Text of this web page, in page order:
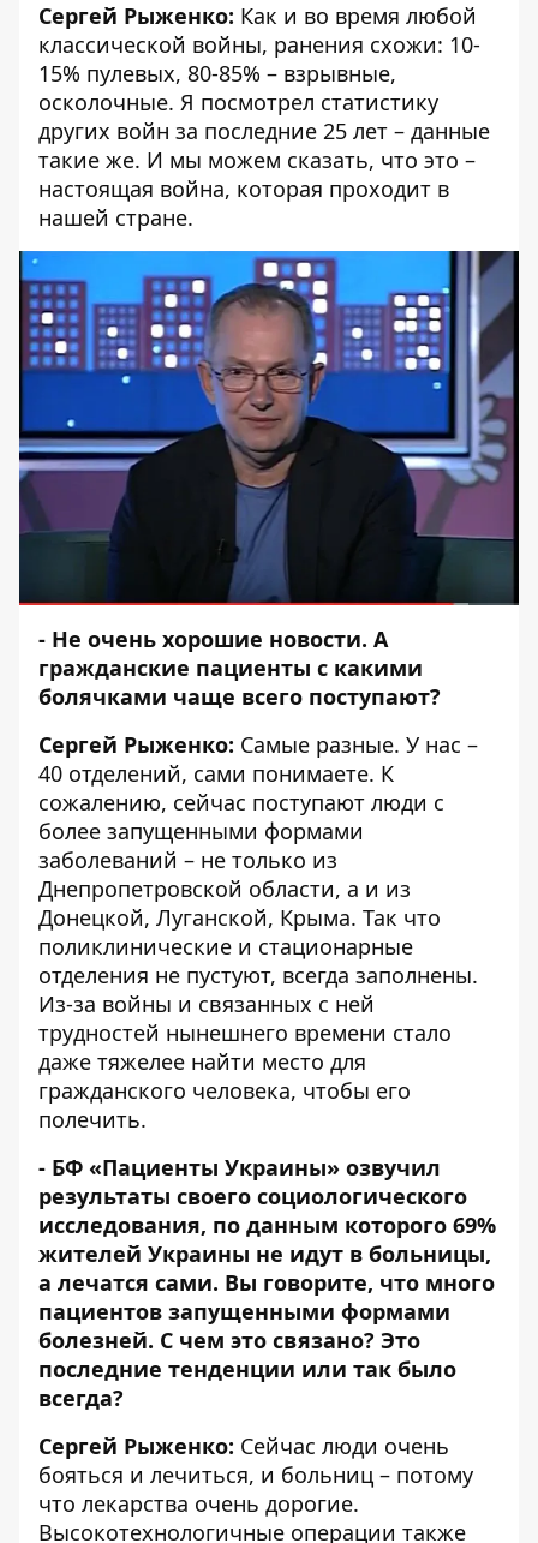
Сергей Рыженко: Как и во время любой
классической войны, ранения схожи: 10-
15% пулевых, 80-85% – взрывные,
осколочные. Я посмотрел статистику
других войн за последние 25 лет – данные
такие же. И мы можем сказать, что это –
настоящая война, которая проходит в
нашей стране.
- Не очень хорошие новости. А
гражданские пациенты с какими
болячками чаще всего поступают?
Сергей Рыженко: Самые разные. У нас –
40 отделений, сами понимаете. К
сожалению, сейчас поступают люди с
более запущенными формами
заболеваний – не только из
Днепропетровской области, а и из
Донецкой, Луганской, Крыма. Так что
поликлинические и стационарные
отделения не пустуют, всегда заполнены.
Из-за войны и связанных с ней
трудностей нынешнего времени стало
даже тяжелее найти место для
гражданского человека, чтобы его
полечить.
- БФ «Пациенты Украины» озвучил
результаты своего социологического
исследования, по данным которого 69%
жителей Украины не идут в больницы,
а лечатся сами. Вы говорите, что много
пациентов запущенными формами
болезней. С чем это связано? Это
последние тенденции или так было
всегда?
Сергей Рыженко: Сейчас люди очень
бояться и лечиться, и больниц – потому
что лекарства очень дорогие.
Высокотехнологичные операции также